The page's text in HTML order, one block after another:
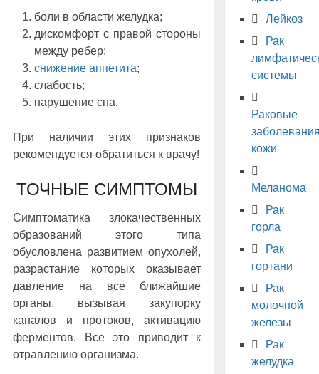
боли в области желудка;
дискомфорт с правой стороны
между ребер;
снижение аппетита;
слабость;
нарушение сна.
При наличии этих признаков
рекомендуется обратиться к врачу!
ТОЧНЫЕ СИМПТОМЫ
Симптоматика злокачественных
образований этого типа
обусловлена развитием опухолей,
разрастание которых оказывает
давление на все ближайшие
органы, вызывая закупорку
каналов и протоков, активацию
ферментов. Все это приводит к
отравлению организма.
Лейкоз
Рак
системы
Раковые
кожи
Меланома
Рак
горла
Рак
гортани
Рак
молочной
железы
Рак
желудка